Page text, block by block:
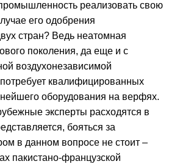
реализовать свою
его одобрения
стран? Ведь неатомная
поколения, да еще и с
воздухонезависимой
квалифицированных
оборудования на верфях.
эксперты расходятся в
бояться за
в данном вопросе не стоит –
пакистано-французской